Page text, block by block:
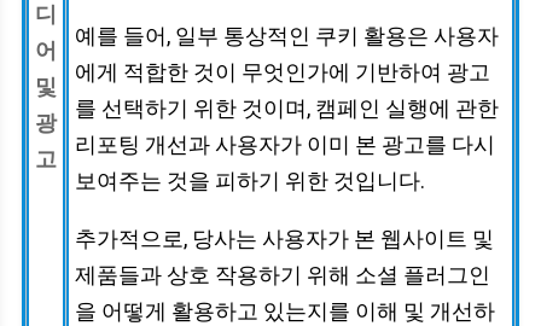
디
어
및
광
고
예를 들어, 일부 통상적인 쿠키 활용은 사용자
에게 적합한 것이 무엇인가에 기반하여 광고
를 선택하기 위한 것이며, 캠페인 실행에 관한
리포팅 개선과 사용자가 이미 본 광고를 다시
보여주는 것을 피하기 위한 것입니다.
추가적으로, 당사는 사용자가 본 웹사이트 및
제품들과 상호 작용하기 위해 소셜 플러그인
을 어떻게 활용하고 있는지를 이해 및 개선하